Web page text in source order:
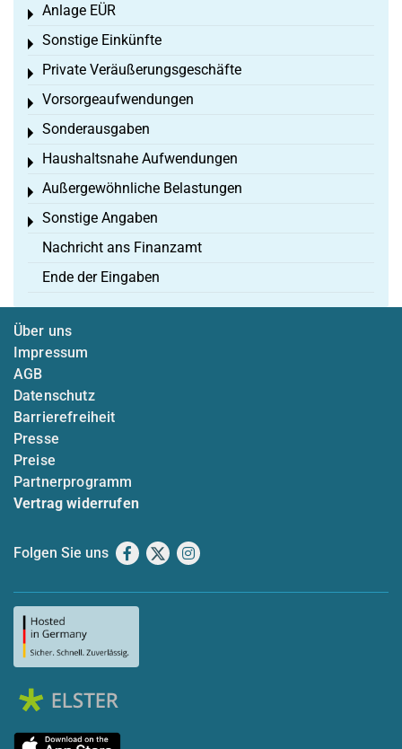
Anlage EÜR
Toggle menu
Sonstige Einkünfte
Toggle menu
Private Veräußerungsgeschäfte
Toggle menu
Vorsorgeaufwendungen
Toggle menu
Sonderausgaben
Toggle menu
Haushaltsnahe Aufwendungen
Toggle menu
Außergewöhnliche Belastungen
Toggle menu
Sonstige Angaben
Toggle menu
Nachricht ans Finanzamt
Ende der Eingaben
Über uns
Impressum
AGB
Datenschutz
Barrierefreiheit
Presse
Preise
Partnerprogramm
Vertrag widerrufen
Folgen Sie uns Facebook
X Instagram